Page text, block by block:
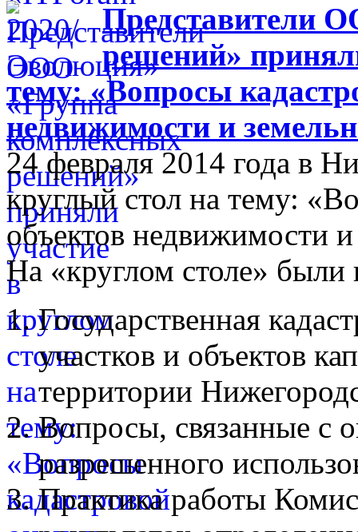
Представители
решений»
тему: «Вопросы
недвижимости и
24 февраля 2014 года в
круглый стол на тему:
объектов недвижимости
На «круглом столе»
Государственная
участков и объектов
территории
Вопросы, связанные с
разрешенного
Практика работы